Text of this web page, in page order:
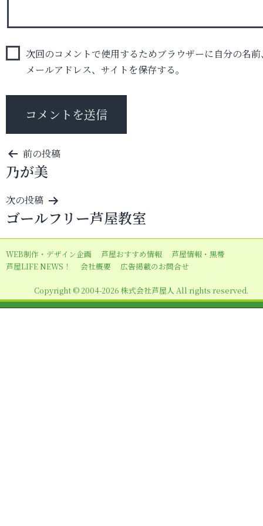
次回のコメントで使用するためブラウザーに自分の名前
メールアドレス、サイトを保存する。
投
稿
ナ
ビ
ゲ
ー
シ
ン
前の投稿
乃が美
次の投稿
ゴールフリー芦屋教室
WEB制作・デザイン企画 芦屋おすすめ情報
芦屋情報・黒帯
芦屋LIFE NEWS！
会社概要 広告掲載のお問合せ
Copyright © 2004-2026 株式会社芦屋人 All rights reserved.